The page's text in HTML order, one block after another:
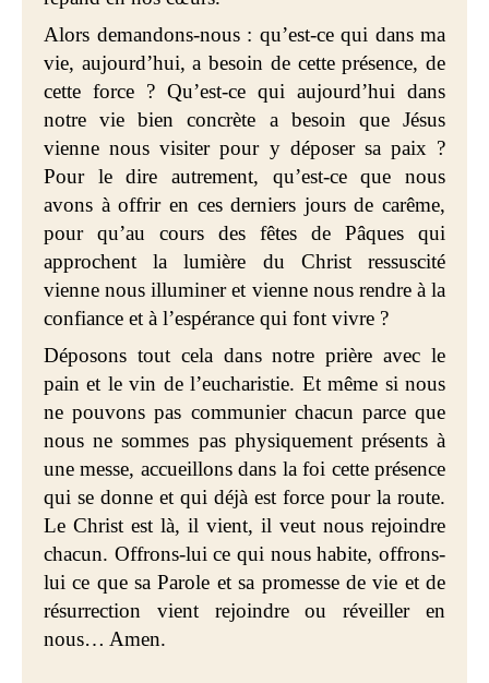
Alors demandons-nous : qu’est-ce qui dans ma
vie, aujourd’hui, a besoin de cette présence, de
cette force ? Qu’est-ce qui aujourd’hui dans
notre vie bien concrète a besoin que Jésus
vienne nous visiter pour y déposer sa paix ?
Pour le dire autrement, qu’est-ce que nous
avons à offrir en ces derniers jours de carême,
pour qu’au cours des fêtes de Pâques qui
approchent la lumière du Christ ressuscité
vienne nous illuminer et vienne nous rendre à la
confiance et à l’espérance qui font vivre ?
Déposons tout cela dans notre prière avec le
pain et le vin de l’eucharistie. Et même si nous
ne pouvons pas communier chacun parce que
nous ne sommes pas physiquement présents à
une messe, accueillons dans la foi cette présence
qui se donne et qui déjà est force pour la route.
Le Christ est là, il vient, il veut nous rejoindre
chacun. Offrons-lui ce qui nous habite, offrons-
lui ce que sa Parole et sa promesse de vie et de
résurrection vient rejoindre ou réveiller en
nous… Amen.